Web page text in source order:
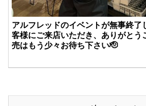
アルフレッドのイベントが無事終了
客様にご来店いただき、ありがとう
売はもう少々お待ち下さい🫡